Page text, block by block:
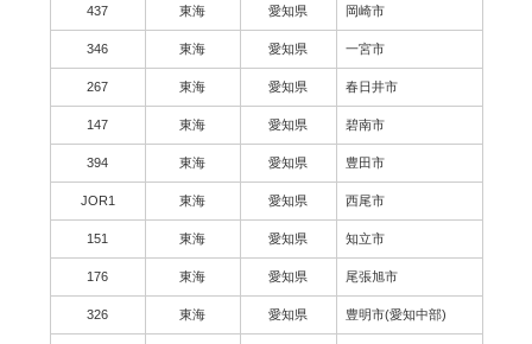
437 東海 愛知県 岡崎市
346 東海 愛知県 一宮市
267 東海 愛知県 春日井市
147 東海 愛知県 碧南市
394 東海 愛知県 豊田市
JOR1 東海 愛知県 西尾市
151 東海 愛知県 知立市
176 東海 愛知県 尾張旭市
326 東海 愛知県 豊明市(愛知中部)